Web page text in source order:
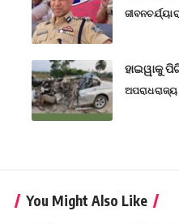
ଜୀବନଚର୍ଯ୍ୟା
ହାଇୱାକୁ
ଅପରାଧରାଜ୍ୟ
You Might Also Like